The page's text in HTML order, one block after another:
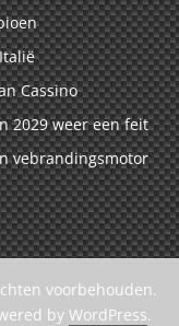
Cassino
2029 weer een feit
vebrandingsmotor
voorbehouden.
by WordPress.